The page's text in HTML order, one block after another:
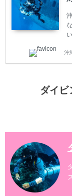
沖
ダイビ